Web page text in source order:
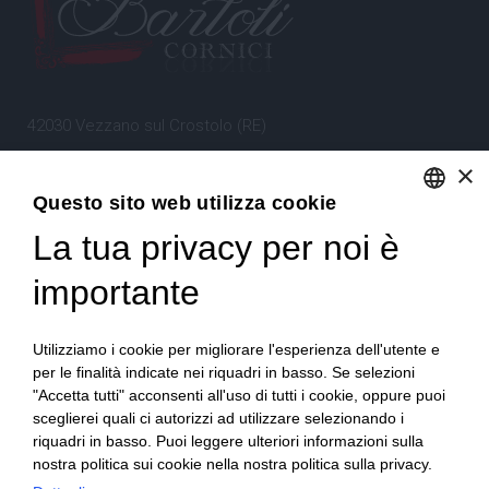
42030 Vezzano sul Crostolo (RE)
Tel.
Stefano Bartoli – P.Iva00764300356
Home Progetto News
Archivio/Portfolio
Contatti
Sitemap
×
Questo sito web utilizza cookie
La tua privacy per noi è
importante
Utilizziamo i cookie per migliorare l'esperienza dell'utente e
per le finalità indicate nei riquadri in basso. Se selezioni
"Accetta tutti" acconsenti all'uso di tutti i cookie, oppure puoi
sceglierei quali ci autorizzi ad utilizzare selezionando i
riquadri in basso. Puoi leggere ulteriori informazioni sulla
nostra politica sui cookie nella nostra politica sulla privacy.